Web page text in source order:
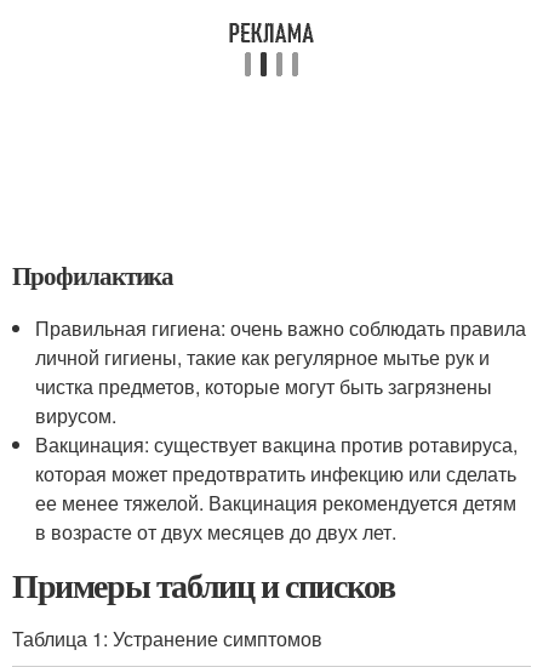
Профилактика
Правильная гигиена: очень важно соблюдать правила
личной гигиены, такие как регулярное мытье рук и
чистка предметов, которые могут быть загрязнены
вирусом.
Вакцинация: существует вакцина против ротавируса,
которая может предотвратить инфекцию или сделать
ее менее тяжелой. Вакцинация рекомендуется детям
в возрасте от двух месяцев до двух лет.
Примеры таблиц и списков
Таблица 1: Устранение симптомов